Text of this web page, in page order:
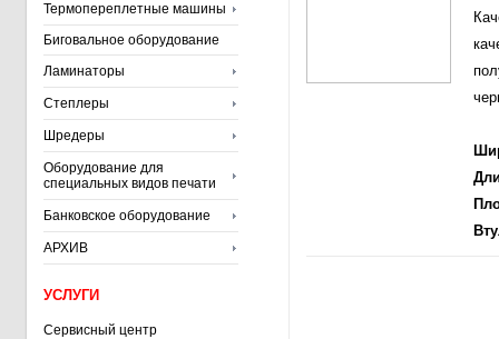
Термопереплетные машины
Биговальное оборудование
Ламинаторы
Степлеры
Шредеры
Оборудование для
специальных видов печати
Банковское оборудование
АРХИВ
УСЛУГИ
Сервисный центр